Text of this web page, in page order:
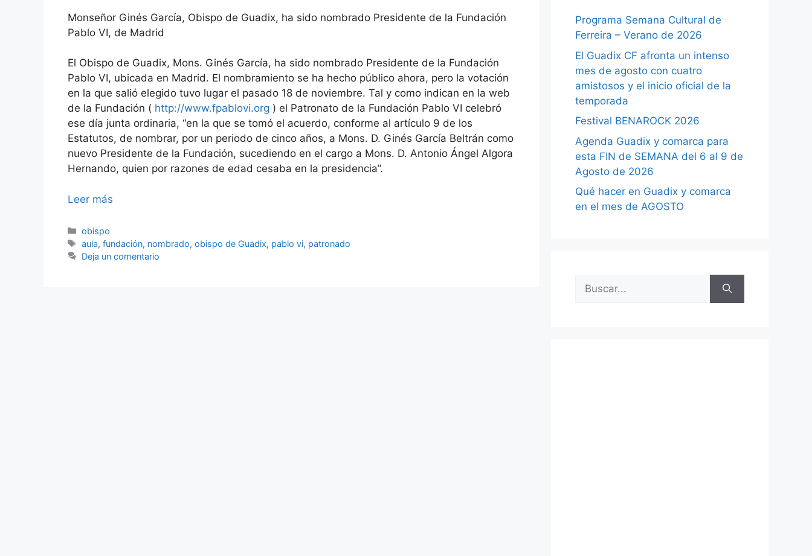
Monseñor Ginés García, Obispo de Guadix, ha sido nombrado Presidente de la Fundación
Pablo VI, de Madrid
El Obispo de Guadix, Mons. Ginés García, ha sido nombrado Presidente de la Fundación
Pablo VI, ubicada en Madrid. El nombramiento se ha hecho público ahora, pero la votación
en la que salió elegido tuvo lugar el pasado 18 de noviembre. Tal y como indican en la web
de la Fundación ( http://www.fpablovi.org ) el Patronato de la Fundación Pablo VI celebró
ese día junta ordinaria, “en la que se tomó el acuerdo, conforme al artículo 9 de los
Estatutos, de nombrar, por un periodo de cinco años, a Mons. D. Ginés García Beltrán como
nuevo Presidente de la Fundación, sucediendo en el cargo a Mons. D. Antonio Ángel Algora
Hernando, quien por razones de edad cesaba en la presidencia”.
Leer más
Categorías
obispo
Etiquetas
aula,fundación, nombrado,obispo de Guadix, pablo vi, patronado
Deja un comentario
Programa Semana Cultural de
Ferreira – Verano de 2026
El Guadix CF afronta un intenso
mes de agosto con cuatro
amistosos y el inicio oficial de la
temporada
Festival BENAROCK 2026
Agenda Guadix y comarca para
esta FIN de SEMANA del 6 al 9 de
Agosto de 2026
Qué hacer en Guadix y comarca
en el mes de AGOSTO
Buscar: